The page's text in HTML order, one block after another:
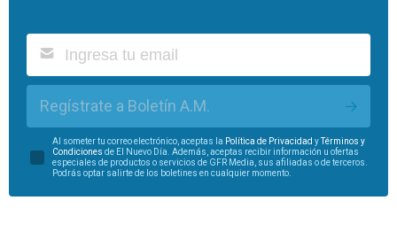
Regístrate a Boletín A.M.
Al someter tu correo electrónico, aceptas la Política de Privacidad yTérminos y
Condiciones de El Nuevo Día. Además, aceptas recibir información u ofertas
especiales de productos o servicios de GFR Media, sus afiliadas o de terceros.
Podrás optar salirte de los boletines en cualquier momento.